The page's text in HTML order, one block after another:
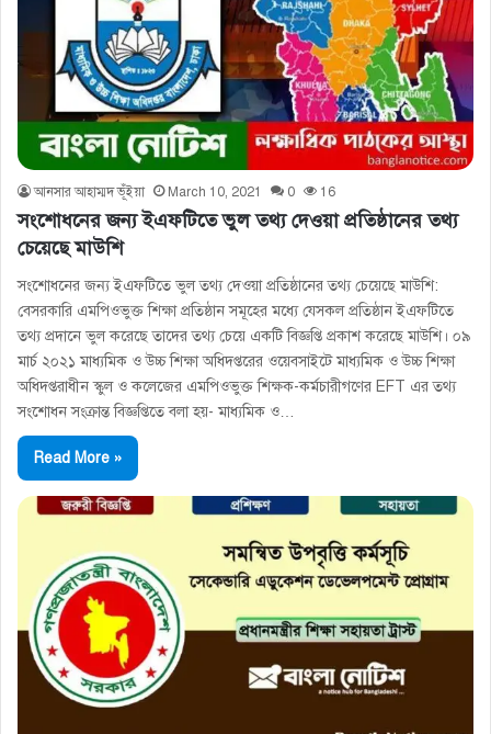
আনসার আহাম্মদ ভূঁইয়া March 10, 2021 0 16
সংশোধনের জন্য ইএফটিতে ভুল তথ্য দেওয়া প্রতিষ্ঠানের তথ্য
চেয়েছে মাউশি
সংশোধনের জন্য ইএফটিতে ভুল তথ্য দেওয়া প্রতিষ্ঠানের তথ্য চেয়েছে মাউশি:
বেসরকারি এমপিওভুক্ত শিক্ষা প্রতিষ্ঠান সমূহের মধ্যে যেসকল প্রতিষ্ঠান ইএফটিতে
তথ্য প্রদানে ভুল করেছে তাদের তথ্য চেয়ে একটি বিজ্ঞপ্তি প্রকাশ করেছে মাউশি। ০৯
মার্চ ২০২১ মাধ্যমিক ও উচ্চ শিক্ষা অধিদপ্তরের ওয়েবসাইটে মাধ্যমিক ও উচ্চ শিক্ষা
অধিদপ্তরাধীন স্কুল ও কলেজের এমপিওভুক্ত শিক্ষক-কর্মচারীগণের EFT এর তথ্য
সংশােধন সংক্রান্ত বিজ্ঞপ্তিতে বলা হয়- মাধ্যমিক ও…
Read More »